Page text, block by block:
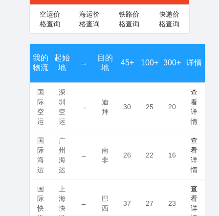
空运价
格查询
海运价
格查询
铁路价
格查询
快递价
格查询
我的
物流
起始
地
→
目的
地
45+ 100+ 300+ 详情
国
际
空
运
深
圳
空
运
→
迪
拜
30 25 20
查
看
详
情
国
际
海
运
广
州
海
运
→
南
非
26 22 16
查
看
详
情
国
际
快
上
海
快
→
巴
西
37 27 23
查
看
详